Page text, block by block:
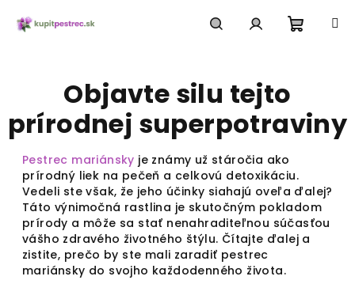
Objavte silu tejto
prírodnej superpotraviny
Pestrec mariánsky je známy už stáročia ako
prírodný liek na pečeň a celkovú detoxikáciu.
Vedeli ste však, že jeho účinky siahajú oveľa ďalej?
Táto výnimočná rastlina je skutočným pokladom
prírody a môže sa stať nenahraditeľnou súčasťou
vášho zdravého životného štýlu. Čítajte ďalej a
zistite, prečo by ste mali zaradiť pestrec
mariánsky do svojho každodenného života.